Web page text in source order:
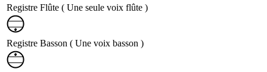
Registre Flûte ( Une seule voix flûte )
Registre Basson ( Une voix basson )